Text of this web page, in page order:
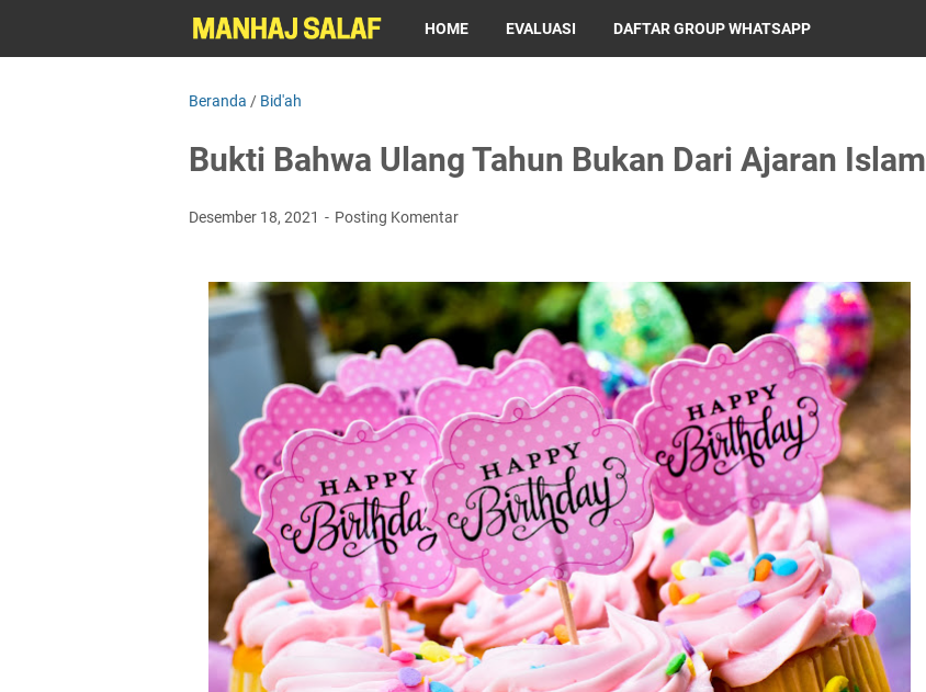
HOME EVALUASI DAFTAR GROUP WHATSAPP
Beranda / Bid'ah
Bukti Bahwa Ulang Tahun Bukan Dari Ajaran Islam
Desember 18, 2021 Posting Komentar